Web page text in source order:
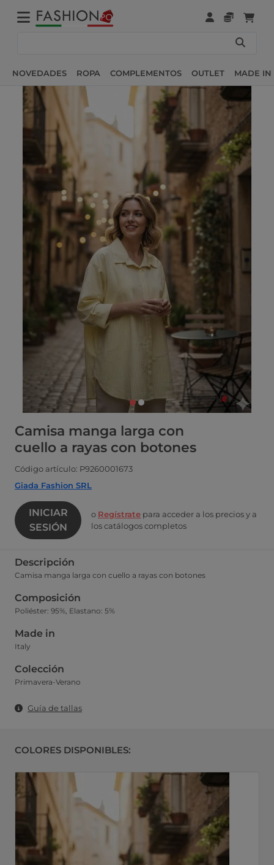
NOVEDADES ROPA COMPLEMENTOS OUTLET MADE IN
Camisa manga larga con
cuello a rayas con botones
Código artículo: P9260001673
Giada Fashion SRL
INICIAR
SESIÓN
o Regístrate para acceder a los precios y a
los catálogos completos
Descripción
Camisa manga larga con cuello a rayas con botones
Composición
Poliéster: 95%, Elastano: 5%
Made in
Italy
Colección
Primavera-Verano
Guía de tallas
COLORES DISPONIBLES: